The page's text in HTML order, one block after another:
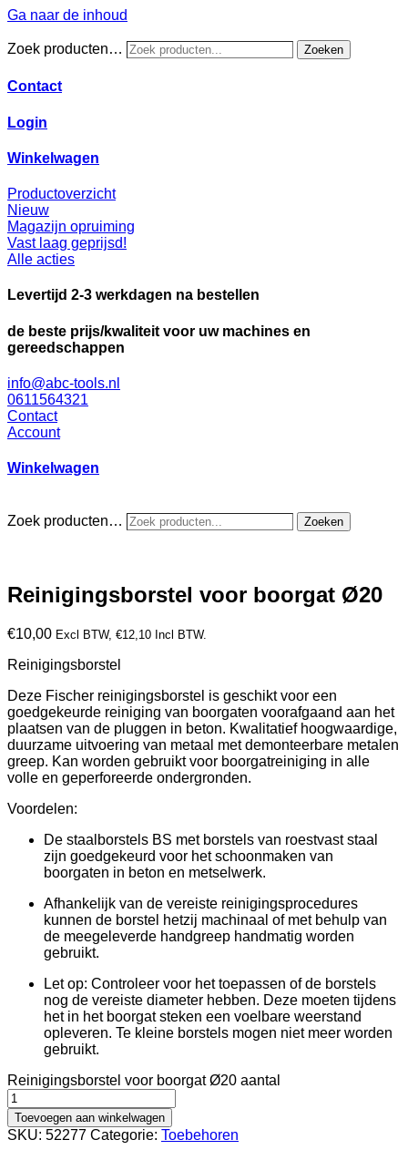
Ga naar de inhoud
Zoek producten… Zoeken
Contact
Login
Winkelwagen
Productoverzicht
Nieuw
Magazijn opruiming
Vast laag geprijsd!
Alle acties
Levertijd 2-3 werkdagen na bestellen
de beste prijs/kwaliteit voor uw machines en
gereedschappen
info@abc-tools.nl
0611564321
Contact
Account
Winkelwagen
Zoek producten… Zoeken
Reinigingsborstel voor boorgat Ø20
€10,00 Excl BTW, €12,10 Incl BTW.
Reinigingsborstel
Deze Fischer reinigingsborstel is geschikt voor een
goedgekeurde reiniging van boorgaten voorafgaand aan het
plaatsen van de pluggen in beton. Kwalitatief hoogwaardige,
duurzame uitvoering van metaal met demonteerbare metalen
greep. Kan worden gebruikt voor boorgatreiniging in alle
volle en geperforeerde ondergronden.
Voordelen:
De staalborstels BS met borstels van roestvast staal
zijn goedgekeurd voor het schoonmaken van
boorgaten in beton en metselwerk.
Afhankelijk van de vereiste reinigingsprocedures
kunnen de borstel hetzij machinaal of met behulp van
de meegeleverde handgreep handmatig worden
gebruikt.
Let op: Controleer voor het toepassen of de borstels
nog de vereiste diameter hebben. Deze moeten tijdens
het in het boorgat steken een voelbare weerstand
opleveren. Te kleine borstels mogen niet meer worden
gebruikt.
Reinigingsborstel voor boorgat Ø20 aantal
Toevoegen aan winkelwagen
SKU: 52277 Categorie: Toebehoren